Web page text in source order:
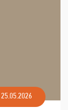
25.05.2026